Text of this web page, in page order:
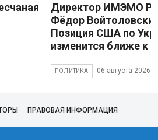
Директор ИМЭМО
Фёдор
Позиция США по
изменится ближе к
ПОЛИТИКА 06 августа 2026
ПРАВОВАЯ ИНФОРМАЦИЯ